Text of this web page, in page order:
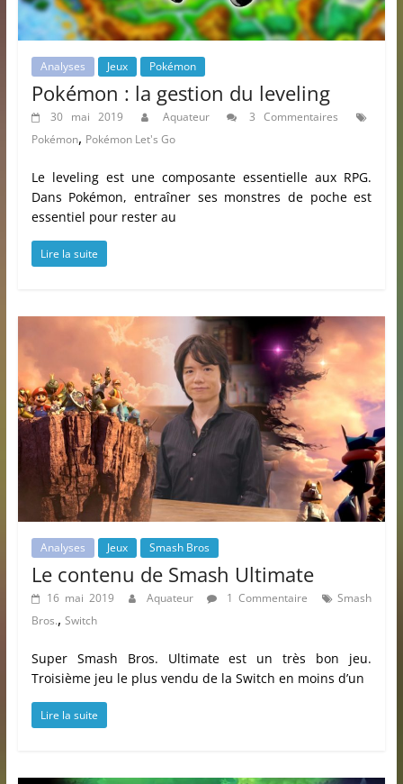
Analyses Jeux Pokémon
Pokémon : la gestion du leveling
30 mai 2019 Aquateur
3 Commentaires
Pokémon, Pokémon Let's Go
Le leveling est une composante essentielle aux RPG.
Dans Pokémon, entraîner ses monstres de poche est
essentiel pour rester au
Lire la suite
Analyses Jeux Smash Bros
Le contenu de Smash Ultimate
16 mai 2019 Aquateur 1 Commentaire
Smash
Bros., Switch
Super Smash Bros. Ultimate est un très bon jeu.
Troisième jeu le plus vendu de la Switch en moins d’un
Lire la suite